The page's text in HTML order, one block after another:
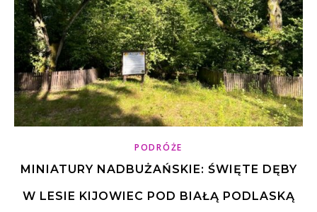
PODRÓŻE
MINIATURY NADBUŻAŃSKIE: ŚWIĘTE DĘBY
W LESIE KIJOWIEC POD BIAŁĄ PODLASKĄ